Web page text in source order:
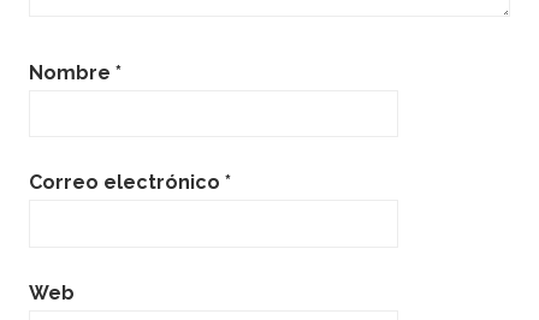
Nombre *
Correo electrónico *
Web